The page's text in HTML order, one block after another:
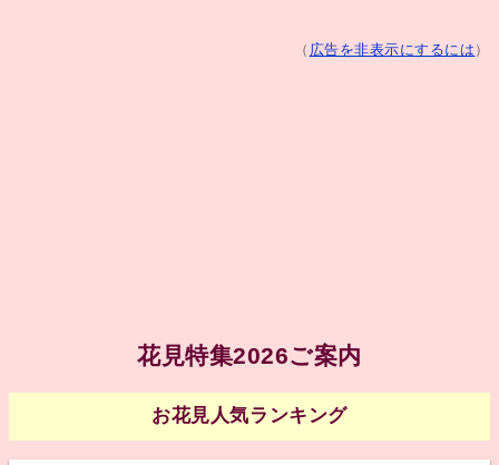
（ 広告を非表示にするには ）
花見特集2026ご案内
お花見人気ランキング